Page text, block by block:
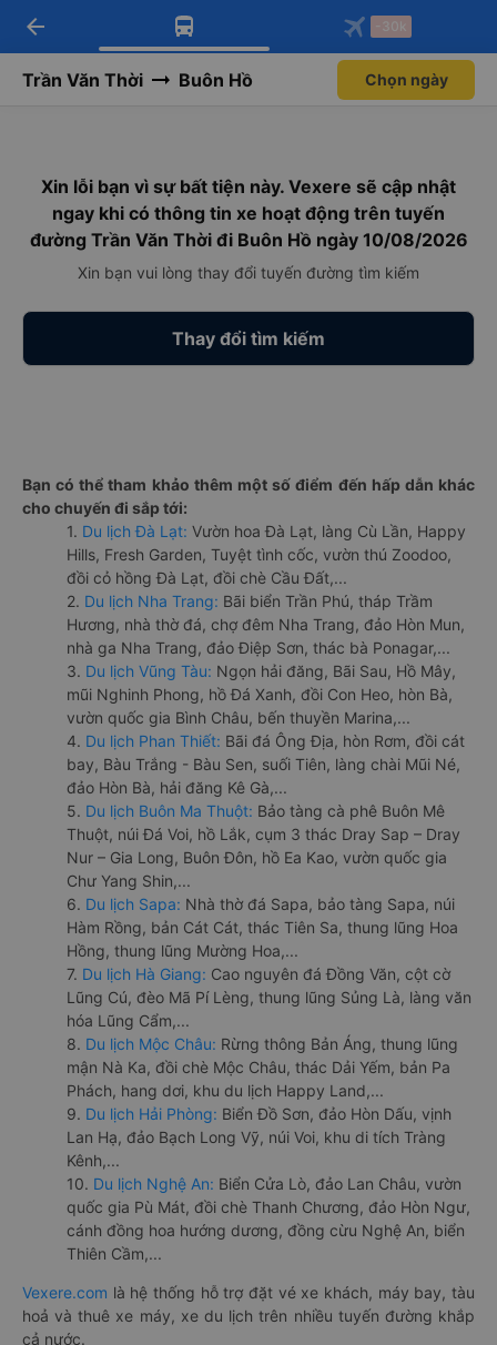
Tải app Vexere ngay!
Nhận ưu đãi thành viên độc
Mở app
Tải app Vexere
-30k/ghế khi đặt vé máy bay qua
Mở app
arrow_back -30k
Trần Văn Thời Buôn Hồ Chọn ngày
Xin lỗi bạn vì sự bất tiện này. Vexere sẽ cập nhật
ngay khi có thông tin xe hoạt động trên tuyến
đường Trần Văn Thời đi Buôn Hồ ngày 10/08/2026
Xin bạn vui lòng thay đổi tuyến đường tìm kiếm
Thay đổi tìm kiếm
Bạn có thể tham khảo thêm một số điểm đến hấp dẫn khác
cho chuyến đi sắp tới:
1. Du lịch Đà Lạt: Vườn hoa Đà Lạt, làng Cù Lần, Happy
Hills, Fresh Garden, Tuyệt tình cốc, vườn thú Zoodoo,
đồi cỏ hồng Đà Lạt, đồi chè Cầu Đất,...
2. Du lịch Nha Trang: Bãi biển Trần Phú, tháp Trầm
Hương, nhà thờ đá, chợ đêm Nha Trang, đảo Hòn Mun,
nhà ga Nha Trang, đảo Điệp Sơn, thác bà Ponagar,...
3. Du lịch Vũng Tàu: Ngọn hải đăng, Bãi Sau, Hồ Mây,
mũi Nghinh Phong, hồ Đá Xanh, đồi Con Heo, hòn Bà,
vườn quốc gia Bình Châu, bến thuyền Marina,...
4. Du lịch Phan Thiết: Bãi đá Ông Địa, hòn Rơm, đồi cát
bay, Bàu Trắng - Bàu Sen, suối Tiên, làng chài Mũi Né,
đảo Hòn Bà, hải đăng Kê Gà,...
5. Du lịch Buôn Ma Thuột: Bảo tàng cà phê Buôn Mê
Thuột, núi Đá Voi, hồ Lắk, cụm 3 thác Dray Sap – Dray
Nur – Gia Long, Buôn Đôn, hồ Ea Kao, vườn quốc gia
Chư Yang Shin,...
6. Du lịch Sapa: Nhà thờ đá Sapa, bảo tàng Sapa, núi
Hàm Rồng, bản Cát Cát, thác Tiên Sa, thung lũng Hoa
Hồng, thung lũng Mường Hoa,...
7. Du lịch Hà Giang: Cao nguyên đá Đồng Văn, cột cờ
Lũng Cú, đèo Mã Pí Lèng, thung lũng Sủng Là, làng văn
hóa Lũng Cẩm,...
8. Du lịch Mộc Châu: Rừng thông Bản Áng, thung lũng
mận Nà Ka, đồi chè Mộc Châu, thác Dải Yếm, bản Pa
Phách, hang dơi, khu du lịch Happy Land,...
9. Du lịch Hải Phòng: Biển Đồ Sơn, đảo Hòn Dấu, vịnh
Lan Hạ, đảo Bạch Long Vỹ, núi Voi, khu di tích Tràng
Kênh,...
10. Du lịch Nghệ An: Biển Cửa Lò, đảo Lan Châu, vườn
quốc gia Pù Mát, đồi chè Thanh Chương, đảo Hòn Ngư,
cánh đồng hoa hướng dương, đồng cừu Nghệ An, biển
Thiên Cầm,...
Vexere.com là hệ thống hỗ trợ đặt vé xe khách, máy bay, tàu
hoả và thuê xe máy, xe du lịch trên nhiều tuyến đường khắp
cả nước.